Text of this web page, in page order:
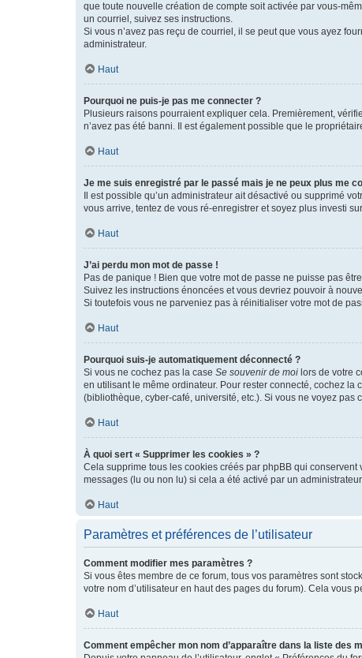
que toute nouvelle création de compte soit activée par vous-
un courriel, suivez ses instructions.
Si vous n’avez pas reçu de courriel, il se peut que vous ayez
administrateur.
Haut
Pourquoi ne puis-je pas me connecter ?
Plusieurs raisons pourraient expliquer cela. Premièrement,
n’avez pas été banni. Il est également possible que le
Haut
Je me suis enregistré par le passé mais je ne peux plus me
Il est possible qu’un administrateur ait désactivé ou supprimé
vous arrive, tentez de vous ré-enregistrer et soyez plus investi
Haut
J’ai perdu mon mot de passe !
Pas de panique ! Bien que votre mot de passe ne puisse pas
Suivez les instructions énoncées et vous devriez pouvoir à
Si toutefois vous ne parveniez pas à réinitialiser votre mot de
Haut
Pourquoi suis-je automatiquement déconnecté ?
Si vous ne cochez pas la case Se souvenir de moi lors de votre
en utilisant le même ordinateur. Pour rester connecté, cochez la
(bibliothèque, cyber-café, université, etc.). Si vous ne voyez
Haut
À quoi sert « Supprimer les cookies » ?
Cela supprime tous les cookies créés par phpBB qui
messages (lu ou non lu) si cela a été activé par un
Haut
Paramètres et préférences de l’utilisateur
Comment modifier mes paramètres ?
Si vous êtes membre de ce forum, tous vos paramètres sont
votre nom d’utilisateur en haut des pages du forum). Cela vous
Haut
Comment empêcher mon nom d’apparaître dans la liste des